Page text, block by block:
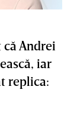
Andrei
iar
replica: